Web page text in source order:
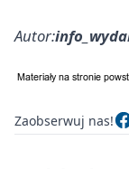
Autor:
Zaobserwuj nas!